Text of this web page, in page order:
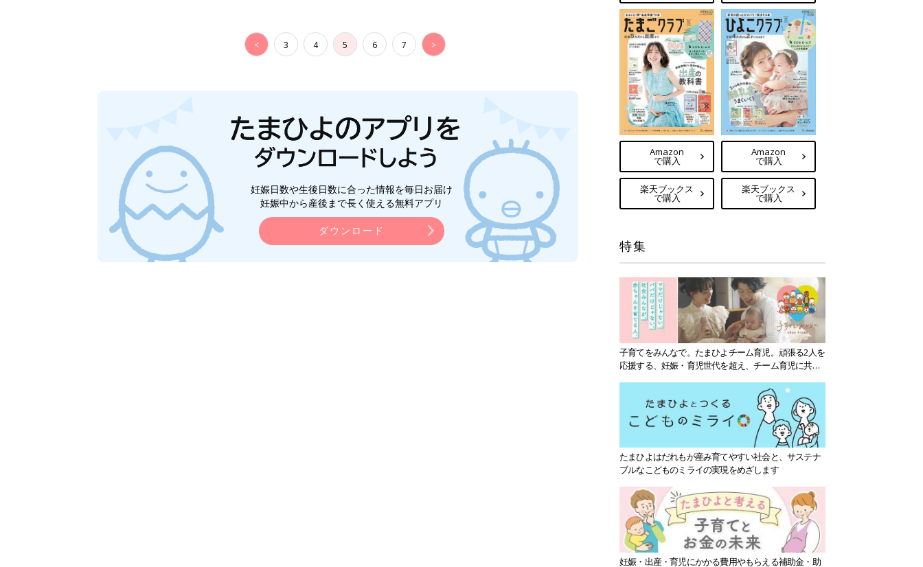
< 3 4 5 6 7 >
妊娠日数や生後日数に合った情報を毎日お届け
妊娠中から産後まで長く使える無料アプリ
ダウンロード
Amazon
で購入
楽天ブックス
で購入
Amazon
で購入
楽天ブックス
で購入
特集
子育てをみんなで。たまひよチーム育児。頑張る2人を
応援する、妊娠・育児世代を超え、チーム育児に共感
たまひよはだれもが産み育てやすい社会と、サステナ
ブルなこどものミライの実現をめざします
妊娠・出産・育児にかかる費用やもらえる補助金・助